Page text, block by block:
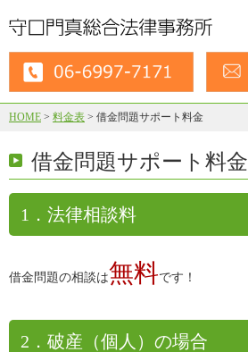
HOME > 料金表 > 借金問題サポート料金
借金問題サポート料金
1．法律相談料
借金問題の相談は無料です！
2．破産（個人）の場合